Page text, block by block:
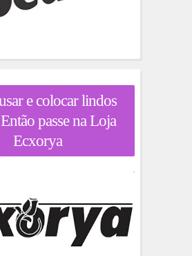
e colocar lindos
passe na Loja
Ecxorya